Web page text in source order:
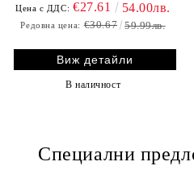
Цена с ДДС: €27.61 54.00лв.
Редовна цена: €30.67 59.99лв.
Виж детайли
В наличност
Специални